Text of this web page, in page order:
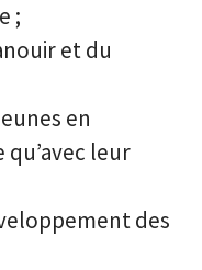
;
et du
en
leur
des